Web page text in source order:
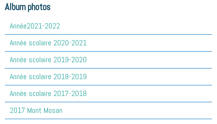
Album photos
Année2021-2022
Année scolaire 2020-2021
Année scolaire 2019-2020
Année scolaire 2018-2019
Année scolaire 2017-2018
2017 Mont Mosan